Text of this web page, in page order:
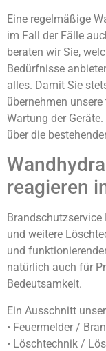
Eine regelmäßige
im Fall der Fälle
beraten wir Sie,
Bedürfnisse
alles. Damit Sie
übernehmen
Wartung der
über die
reagieren
und weitere
und
natürlich auch für
Bedeutsamkeit.
Ein Ausschnitt
• Feuermelder /
• Löschtechnik /